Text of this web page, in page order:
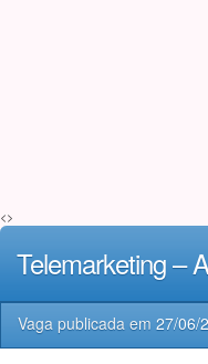
<>
Telemarketing –
Vaga publicada em 27/06/